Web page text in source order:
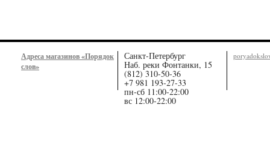
Адреса магазинов «Порядок
слов»
Санкт-Петербург
Наб. реки Фонтанки, 15
(812) 310-50-36
+7 981 193-27-33
пн-сб 11:00-22:00
вс 12:00-22:00